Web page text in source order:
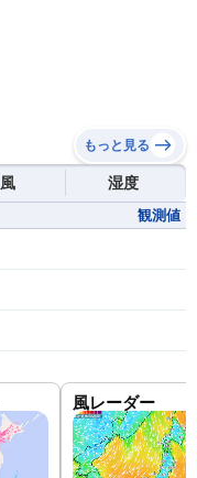
もっと見る
風 湿度
観測値
風レーダー